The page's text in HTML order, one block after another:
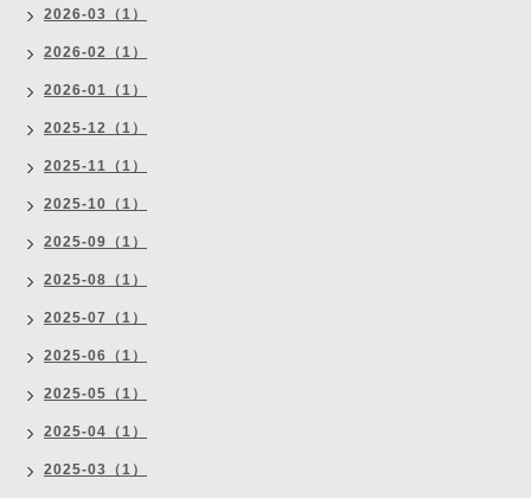
2026-03（1）
2026-02（1）
2026-01（1）
2025-12（1）
2025-11（1）
2025-10（1）
2025-09（1）
2025-08（1）
2025-07（1）
2025-06（1）
2025-05（1）
2025-04（1）
2025-03（1）